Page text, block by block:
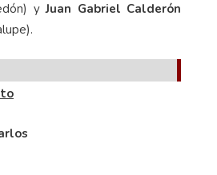
yJuan Gabriel Calderón